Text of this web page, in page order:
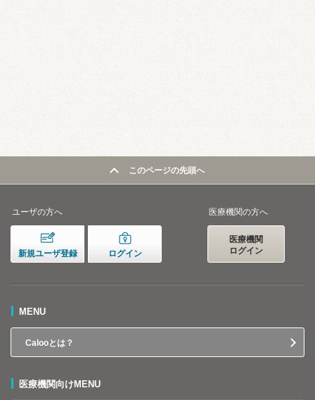
このページの先頭へ
ユーザの方へ
新規ユーザ登録 ログイン
医療機関の方へ
医療機関
ログイン
MENU
Calooとは？
医療機関向けMENU